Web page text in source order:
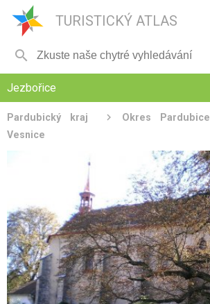
TURISTICKÝ ATLAS

Jezbořice
Pardubický kraj Okres Pardubice
Vesnice